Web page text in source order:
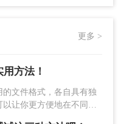
件，你可以在系统中
功能外，还可以使
PDF。以下是使用
更多 >
方法！
文件格式，各自具有独
让你更方便地在不同的